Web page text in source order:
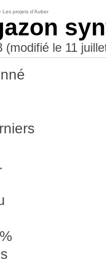
Les projets d’Auber
(modifié le 11